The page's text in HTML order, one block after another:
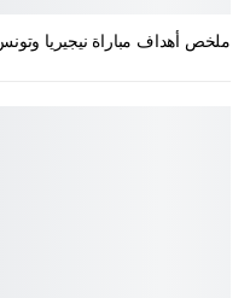
ملخص أهداف مباراة نيجيريا وتونس